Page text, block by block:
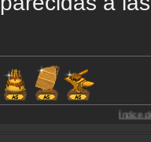
Índice de